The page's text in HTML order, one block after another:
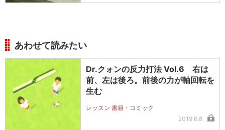
あわせて読みたい
Dr.クォンの反力打法 Vol.6 右は
前、左は後ろ。前後の力が軸回転を
生む
レッスン 書籍・コミック
2019.6.8